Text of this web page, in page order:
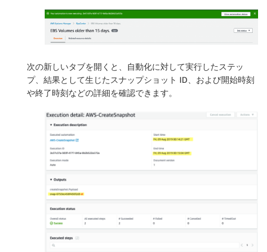
次の新しいタブを開くと、自動化に対して実行したステッ
プ、結果として生じたスナップショット ID、および開始時刻
や終了時刻などの詳細を確認できます。